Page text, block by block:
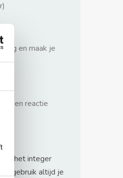
en maak je
een reactie
het integer
gebruik altijd je